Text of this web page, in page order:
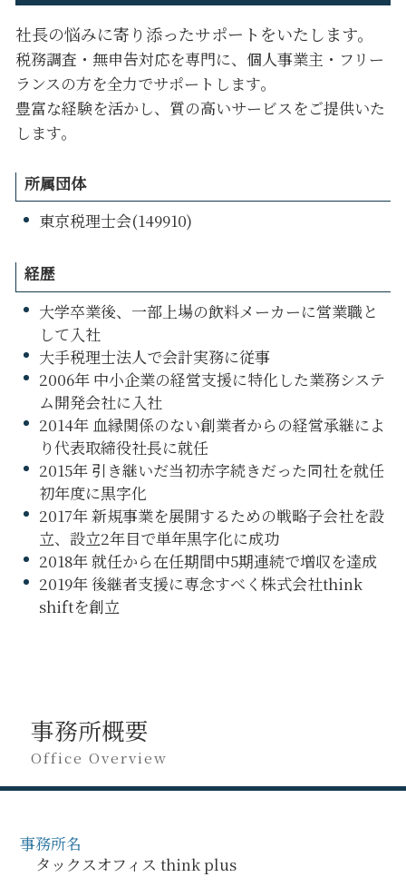
社長の悩みに寄り添ったサポートをいたします。
税務調査・無申告対応を専門に、個人事業主・フリー
ランスの方を全力でサポートします。
豊富な経験を活かし、質の高いサービスをご提供いた
します。
所属団体
東京税理士会(149910)
経歴
大学卒業後、一部上場の飲料メーカーに営業職と
して入社
大手税理士法人で会計実務に従事
2006年 中小企業の経営支援に特化した業務システ
ム開発会社に入社
2014年 血縁関係のない創業者からの経営承継によ
り代表取締役社長に就任
2015年 引き継いだ当初赤字続きだった同社を就任
初年度に黒字化
2017年 新規事業を展開するための戦略子会社を設
立、設立2年目で単年黒字化に成功
2018年 就任から在任期間中5期連続で増収を達成
2019年 後継者支援に専念すべく株式会社think
shiftを創立
事務所概要
Office Overview
事務所名
タックスオフィス think plus